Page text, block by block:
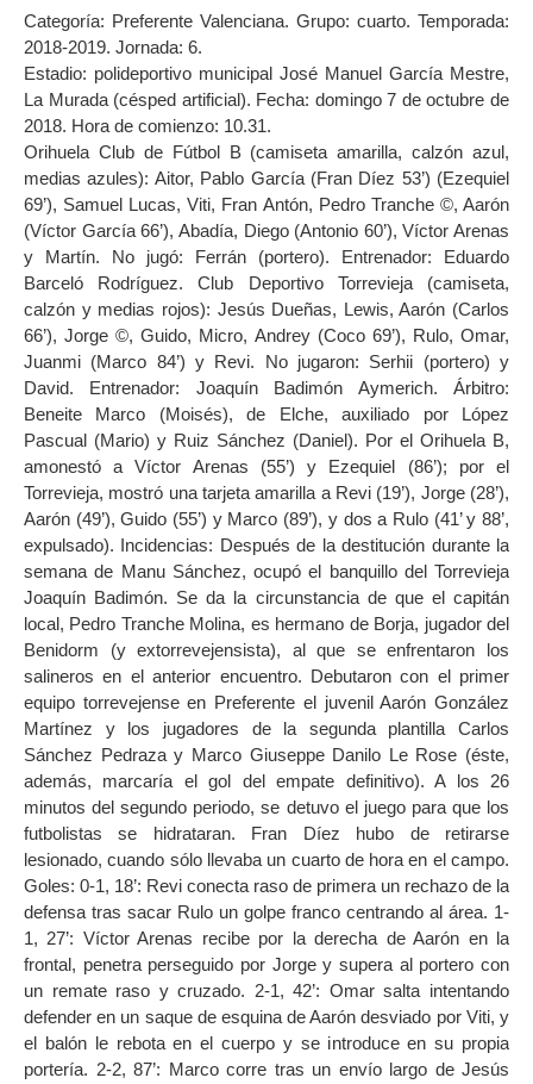
Categoría: Preferente Valenciana. Grupo: cuarto. Temporada:
2018-2019. Jornada: 6.
Estadio: polideportivo municipal José Manuel García Mestre,
La Murada (césped artificial). Fecha: domingo 7 de octubre de
2018. Hora de comienzo: 10.31.
Orihuela Club de Fútbol B (camiseta amarilla, calzón azul,
medias azules): Aitor, Pablo García (Fran Díez 53’) (Ezequiel
69’), Samuel Lucas, Viti, Fran Antón, Pedro Tranche ©, Aarón
(Víctor García 66’), Abadía, Diego (Antonio 60’), Víctor Arenas
y Martín. No jugó: Ferrán (portero). Entrenador: Eduardo
Barceló Rodríguez. Club Deportivo Torrevieja (camiseta,
calzón y medias rojos): Jesús Dueñas, Lewis, Aarón (Carlos
66’), Jorge ©, Guido, Micro, Andrey (Coco 69’), Rulo, Omar,
Juanmi (Marco 84’) y Revi. No jugaron: Serhii (portero) y
David. Entrenador: Joaquín Badimón Aymerich. Árbitro:
Beneite Marco (Moisés), de Elche, auxiliado por López
Pascual (Mario) y Ruiz Sánchez (Daniel). Por el Orihuela B,
amonestó a Víctor Arenas (55’) y Ezequiel (86’); por el
Torrevieja, mostró una tarjeta amarilla a Revi (19’), Jorge (28’),
Aarón (49’), Guido (55’) y Marco (89’), y dos a Rulo (41’ y 88’,
expulsado). Incidencias: Después de la destitución durante la
semana de Manu Sánchez, ocupó el banquillo del Torrevieja
Joaquín Badimón. Se da la circunstancia de que el capitán
local, Pedro Tranche Molina, es hermano de Borja, jugador del
Benidorm (y extorrevejensista), al que se enfrentaron los
salineros en el anterior encuentro. Debutaron con el primer
equipo torrevejense en Preferente el juvenil Aarón González
Martínez y los jugadores de la segunda plantilla Carlos
Sánchez Pedraza y Marco Giuseppe Danilo Le Rose (éste,
además, marcaría el gol del empate definitivo). A los 26
minutos del segundo periodo, se detuvo el juego para que los
futbolistas se hidrataran. Fran Díez hubo de retirarse
lesionado, cuando sólo llevaba un cuarto de hora en el campo.
Goles: 0-1, 18’: Revi conecta raso de primera un rechazo de la
defensa tras sacar Rulo un golpe franco centrando al área. 1-
1, 27’: Víctor Arenas recibe por la derecha de Aarón en la
frontal, penetra perseguido por Jorge y supera al portero con
un remate raso y cruzado. 2-1, 42’: Omar salta intentando
defender en un saque de esquina de Aarón desviado por Viti, y
el balón le rebota en el cuerpo y se introduce en su propia
portería. 2-2, 87’: Marco corre tras un envío largo de Jesús